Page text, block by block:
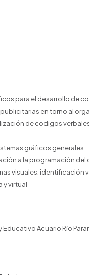
para el desarrollo de
en torno al
de codigos
gráficos generales
a la programación del
visuales: identificación
y virtual
Acuario Río